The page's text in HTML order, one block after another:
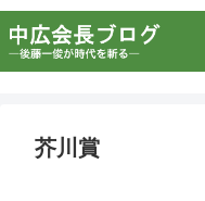
芥川賞